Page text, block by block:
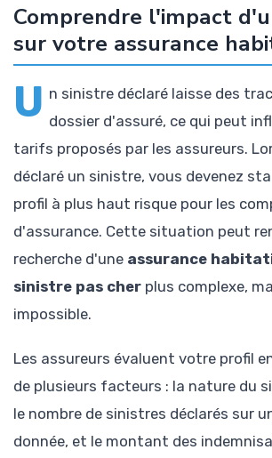
Comprendre l'impact
sur votre assurance
U n sinistre déclaré laisse des
dossier d'assuré, ce qui peut
tarifs proposés par les assureurs.
déclaré un sinistre, vous devenez
profil à plus haut risque pour les
d'assurance. Cette situation peut
recherche d'une assurance
sinistre pas cher plus complexe,
impossible.
Les assureurs évaluent votre profil
de plusieurs facteurs : la nature du
le nombre de sinistres déclarés sur
donnée, et le montant des